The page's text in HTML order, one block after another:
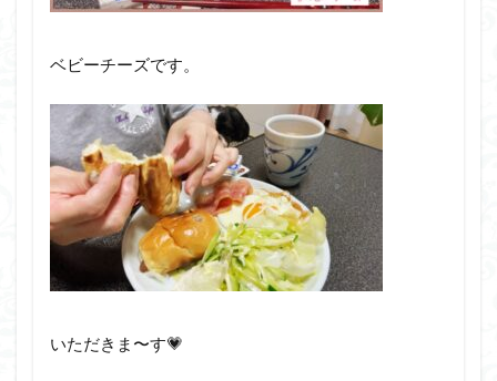
ベビーチーズです。
いただきま〜す💗